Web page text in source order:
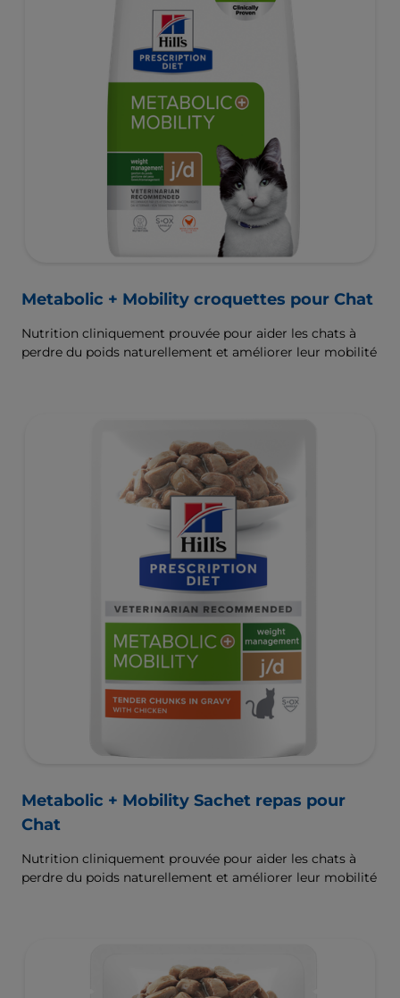
Metabolic + Mobility croquettes pour Chat
Nutrition cliniquement prouvée pour aider les chats à
perdre du poids naturellement et améliorer leur mobilité
Metabolic + Mobility Sachet repas pour
Chat
Nutrition cliniquement prouvée pour aider les chats à
perdre du poids naturellement et améliorer leur mobilité